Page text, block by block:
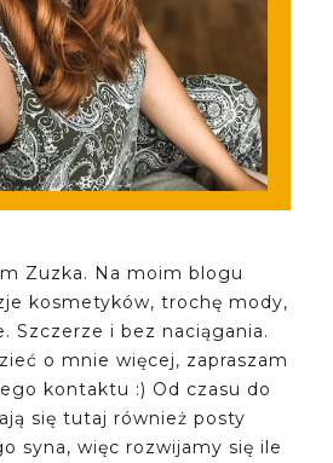
Zuzka. Na moim blogu
kosmetyków, trochę mody,
Szczerze i bez naciągania.
o mnie więcej, zapraszam
kontaktu :) Od czasu do
się tutaj również posty
syna, więc rozwijamy się ile